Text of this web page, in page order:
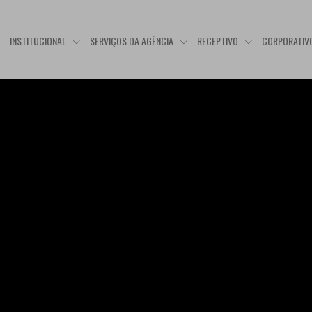
INSTITUCIONAL SERVIÇOS DA AGÊNCIA RECEPTIVO